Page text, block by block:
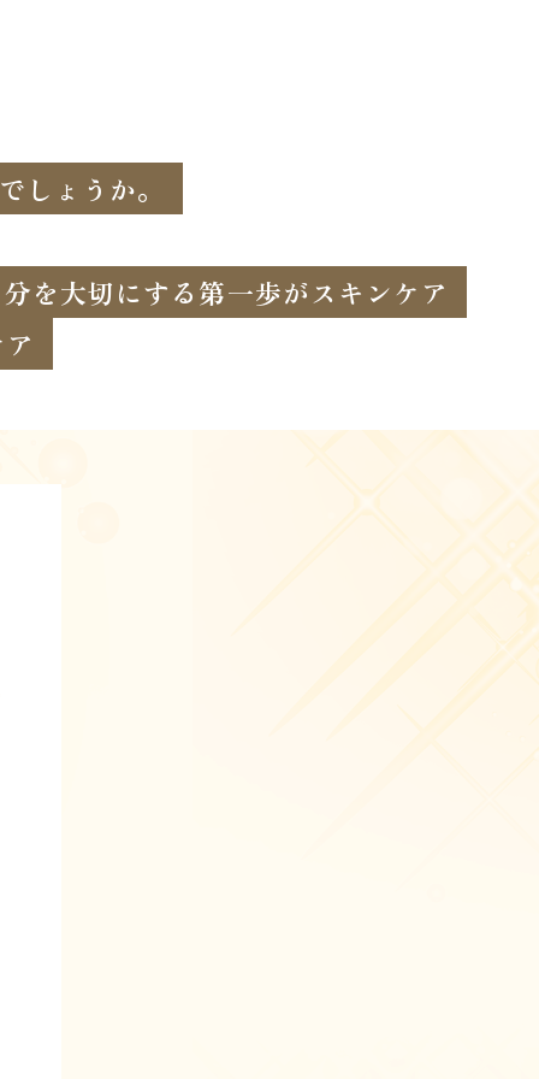
しょうか。
を大切にする第一歩がスキンケア